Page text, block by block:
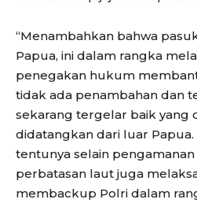
“Menambahkan bahwa
Papua, ini dalam rangka
penegakan hukum
tidak ada penambahan dan
sekarang tergelar baik yang
didatangkan dari luar Papua.
tentunya selain
perbatasan laut juga
membackup Polri dalam